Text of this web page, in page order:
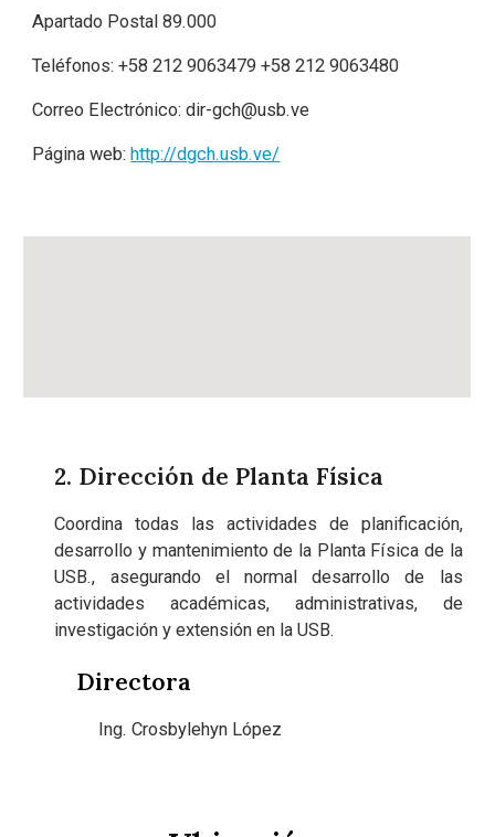
Apartado Postal 89.000
Teléfonos: +58 212 9063479 +58 2129063480
Correo Electrónico:dir-gch@usb.ve
Página web:http://dgch.usb.ve/
2. Dirección de Planta Física
Coordina todas las actividades de planificación,
desarrollo y mantenimiento de la Planta Física de la
USB., asegurando el normal desarrollo de las
actividades académicas, administrativas, de
investigación y extensión en la USB.
Directora
Ing. Crosbylehyn López